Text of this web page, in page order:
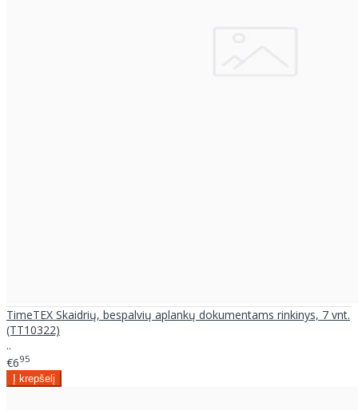
TimeTEX Skaidrių, bespalvių aplankų dokumentams rinkinys, 7 vnt.
(TT10322)
..
€695